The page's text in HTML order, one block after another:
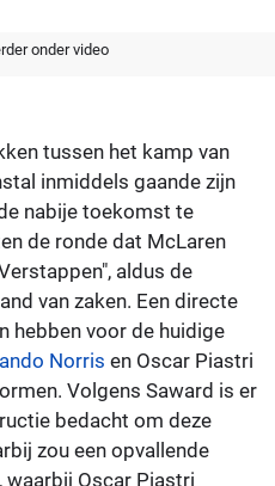
onder video
tussen het kamp van
inmiddels gaande zijn
nabije toekomst te
de ronde dat McLaren
aldus de
van zaken. Een directe
hebben voor de huidige
Norris en Oscar Piastri
Volgens Saward is er
bedacht om deze
zou een opvallende
Oscar Piastri